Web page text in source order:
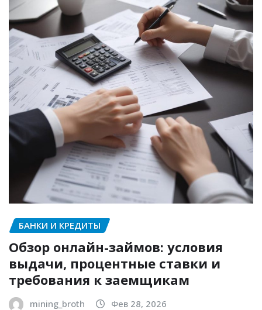
БАНКИ И КРЕДИТЫ
Обзор онлайн-займов: условия
выдачи, процентные ставки и
требования к заемщикам
mining_broth Фев 28, 2026